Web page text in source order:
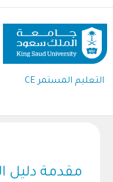
تجاوز
إلى
المحتوى
الرئيسي
التعليم المستمر CE
مقدمة دليل